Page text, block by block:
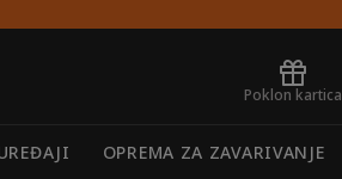
OPREMA ZA ZAVARIVANJE
Poklon kartica